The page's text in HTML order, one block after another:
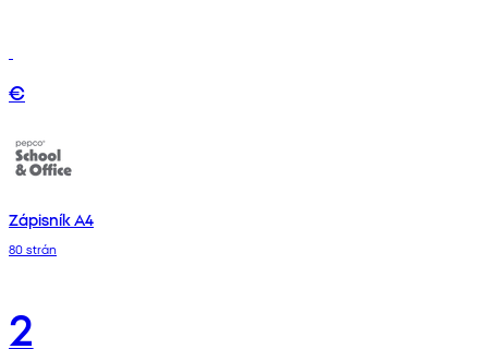
€
Zápisník A4
80 strán
2